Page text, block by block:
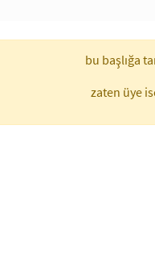
bu başlığa
zaten üye